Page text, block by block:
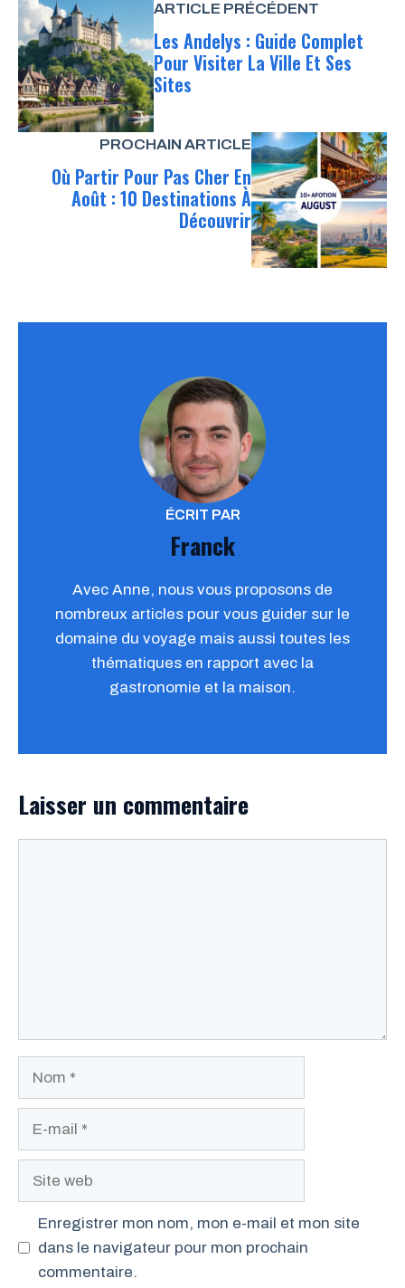
ARTICLE PRÉCÉDENT
Les Andelys : Guide Complet
Pour Visiter La Ville Et Ses
Sites
PROCHAIN ARTICLE
Où Partir Pour Pas Cher En
Août : 10 Destinations À
Découvrir
ÉCRIT PAR
Franck
Avec Anne, nous vous proposons de
nombreux articles pour vous guider sur le
domaine du voyage mais aussi toutes les
thématiques en rapport avec la
gastronomie et la maison.
Laisser un commentaire
Site
Enregistrer mon nom, mon e-mail et mon site
dans le navigateur pour mon prochain
commentaire.